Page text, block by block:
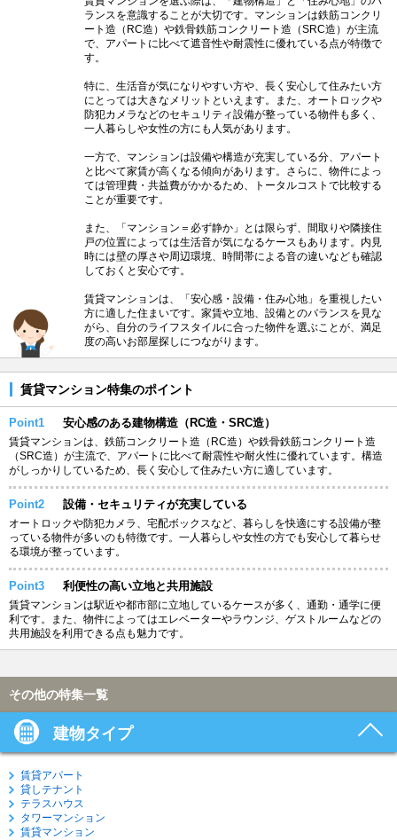
ランスを意識することが大切です。マンションは鉄筋コンクリ
ート造（RC造）や鉄骨鉄筋コンクリート造（SRC造）が主流
で、アパートに比べて遮音性や耐震性に優れている点が特徴で
す。
特に、生活音が気になりやすい方や、長く安心して住みたい方
にとっては大きなメリットといえます。また、オートロックや
防犯カメラなどのセキュリティ設備が整っている物件も多く、
一人暮らしや女性の方にも人気があります。
一方で、マンションは設備や構造が充実している分、アパート
と比べて家賃が高くなる傾向があります。さらに、物件によっ
ては管理費・共益費がかかるため、トータルコストで比較する
ことが重要です。
また、「マンション＝必ず静か」とは限らず、間取りや隣接住
戸の位置によっては生活音が気になるケースもあります。内見
時には壁の厚さや周辺環境、時間帯による音の違いなども確認
しておくと安心です。
賃貸マンションは、「安心感・設備・住み心地」を重視したい
方に適した住まいです。家賃や立地、設備とのバランスを見な
がら、自分のライフスタイルに合った物件を選ぶことが、満足
度の高いお部屋探しにつながります。
賃貸マンション特集のポイント
Point1 安心感のある建物構造（RC造・SRC造）
賃貸マンションは、鉄筋コンクリート造（RC造）や鉄骨鉄筋コンクリート造
（SRC造）が主流で、アパートに比べて耐震性や耐火性に優れています。構造
がしっかりしているため、長く安心して住みたい方に適しています。
Point2 設備・セキュリティが充実している
オートロックや防犯カメラ、宅配ボックスなど、暮らしを快適にする設備が整
っている物件が多いのも特徴です。一人暮らしや女性の方でも安心して暮らせ
る環境が整っています。
Point3 利便性の高い立地と共用施設
賃貸マンションは駅近や都市部に立地しているケースが多く、通勤・通学に便
利です。また、物件によってはエレベーターやラウンジ、ゲストルームなどの
共用施設を利用できる点も魅力です。
その他の特集一覧
建物タイプ
賃貸アパート
貸しテナント
テラスハウス
タワーマンション
賃貸マンション